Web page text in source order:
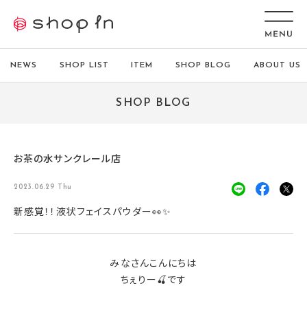
NEWS SHOP LIST ITEM SHOP BLOG ABOUT US
SHOP BLOG
お茶の水サンクレール店
2023.06.29 Thu
新感覚！！液状フェイスパウダー👀✨
みなさんこんにちは
ちぇりー🍒です